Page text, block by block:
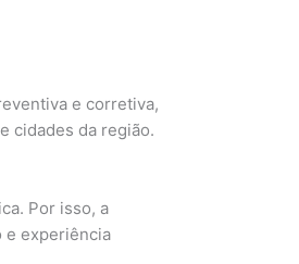
e corretiva,
cidades da região.
Por isso, a
e experiência